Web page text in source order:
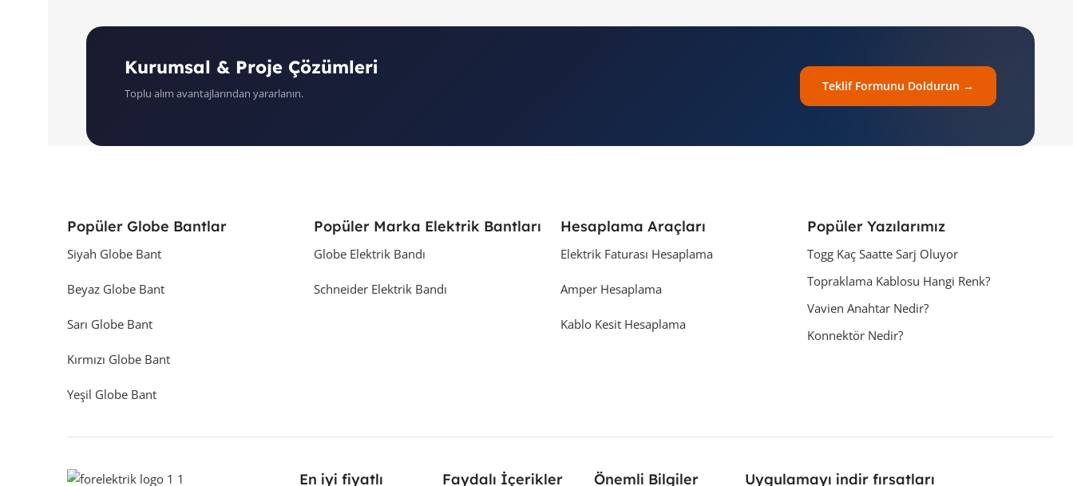
Kurumsal & Proje Çözümleri
Toplu alım avantajlarından yararlanın. Teklif Formunu Doldurun →
Popüler Globe Bantlar
Siyah Globe Bant
Beyaz Globe Bant
Sarı Globe Bant
Kırmızı Globe Bant
Yeşil Globe Bant
Popüler Marka Elektrik Bantları
Globe Elektrik Bandı
Schneider Elektrik Bandı
Hesaplama Araçları
Elektrik Faturası Hesaplama
Amper Hesaplama
Kablo Kesit Hesaplama
Popüler Yazılarımız
Togg Kaç Saatte Sarj Oluyor
Topraklama Kablosu Hangi Renk?
Vavien Anahtar Nedir?
Konnektör Nedir?
En iyi fiyatlı
Faydalı İçerikler Önemli Bilgiler
Uygulamayı indir fırsatları